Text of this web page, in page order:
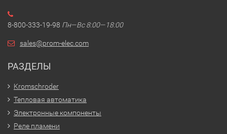
8-800-333-19-98 Пн—Вс 8:00—18:00
sales@prom-elec.com
РАЗДЕЛЫ
Kromschroder
Тепловая автоматика
Электронные компоненты
Реле пламени